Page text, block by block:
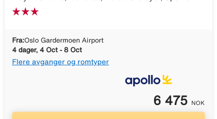
Fra:Oslo Gardermoen Airport
4 dager, 4 Oct - 8 Oct
Flere avganger og romtyper
6 475 NOK